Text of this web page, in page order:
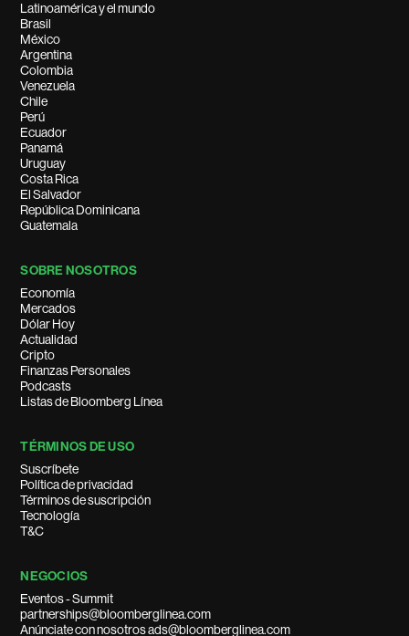
Latinoamérica y el mundo
Brasil
México
Argentina
Colombia
Venezuela
Chile
Perú
Ecuador
Panamá
Uruguay
Costa Rica
El Salvador
República Dominicana
Guatemala
SOBRE NOSOTROS
Economía
Mercados
Dólar Hoy
Actualidad
Cripto
Finanzas Personales
Podcasts
Listas de Bloomberg Línea
TÉRMINOS DE USO
Suscríbete
Política de privacidad
Términos de suscripción
Tecnología
T&C
NEGOCIOS
Eventos - Summit
partnerships@bloomberglinea.com
Anúnciate con nosotros ads@bloomberglinea.com